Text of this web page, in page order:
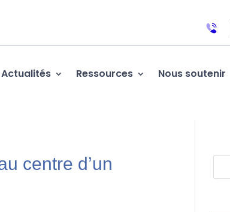
Actualités Ressources Nous soutenir
centre d’un